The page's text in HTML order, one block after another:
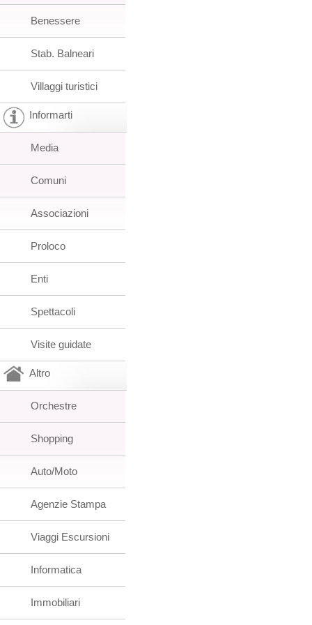
Benessere
Stab. Balneari
Villaggi turistici
Informarti
Media
Comuni
Associazioni
Proloco
Enti
Spettacoli
Visite guidate
Altro
Orchestre
Shopping
Auto/Moto
Agenzie Stampa
Viaggi Escursioni
Informatica
Immobiliari